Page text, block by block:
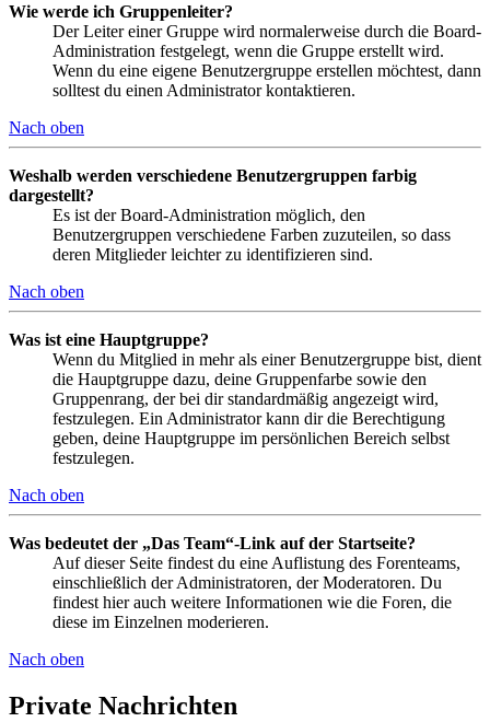
Wie werde ich Gruppenleiter?
Der Leiter einer Gruppe wird normalerweise durch die Board-
Administration festgelegt, wenn die Gruppe erstellt wird.
Wenn du eine eigene Benutzergruppe erstellen möchtest, dann
solltest du einen Administrator kontaktieren.
Nach oben
Weshalb werden verschiedene Benutzergruppen farbig
dargestellt?
Es ist der Board-Administration möglich, den
Benutzergruppen verschiedene Farben zuzuteilen, so dass
deren Mitglieder leichter zu identifizieren sind.
Nach oben
Was ist eine Hauptgruppe?
Wenn du Mitglied in mehr als einer Benutzergruppe bist, dient
die Hauptgruppe dazu, deine Gruppenfarbe sowie den
Gruppenrang, der bei dir standardmäßig angezeigt wird,
festzulegen. Ein Administrator kann dir die Berechtigung
geben, deine Hauptgruppe im persönlichen Bereich selbst
festzulegen.
Nach oben
Was bedeutet der „Das Team“-Link auf der Startseite?
Auf dieser Seite findest du eine Auflistung des Forenteams,
einschließlich der Administratoren, der Moderatoren. Du
findest hier auch weitere Informationen wie die Foren, die
diese im Einzelnen moderieren.
Nach oben
Private Nachrichten